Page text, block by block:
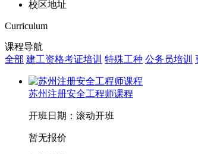
校区地址
Curriculum
课程导航
全部 建工资格考证培训 特殊工种 公务员培训
苏州注册安全工程师课程
开班日期：滚动开班
暂无报价